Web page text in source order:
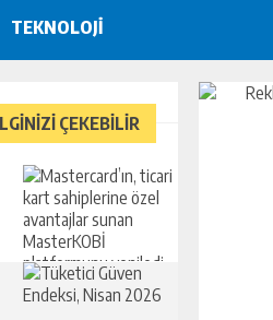
TEKNOLOJİ
ÇEKEBİLİR